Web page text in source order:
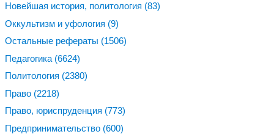
Новейшая история, политология (83)
Оккультизм и уфология (9)
Остальные рефераты (1506)
Педагогика (6624)
Политология (2380)
Право (2218)
Право, юриспруденция (773)
Предпринимательство (600)